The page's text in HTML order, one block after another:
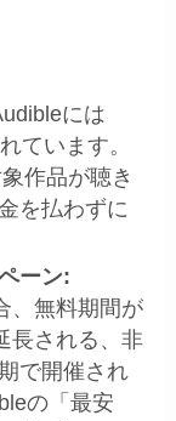
には
ています。
作品が聴き
を払わずに
ーン:
、無料期間が
長される、非
で開催され
の「最安